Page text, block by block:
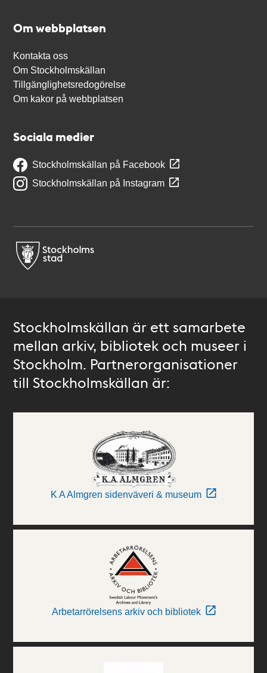
Om webbplatsen
Kontakta oss
Om Stockholmskällan
Tillgänglighetsredogörelse
Om kakor på webbplatsen
Sociala medier
Stockholmskällan på Facebook
Stockholmskällan på Instagram
Stockholmskällan är ett samarbete
mellan arkiv, bibliotek och museer i
Stockholm. Partnerorganisationer
till Stockholmskällan är:
K A Almgren sidenväveri & museum
Arbetarrörelsens arkiv och bibliotek